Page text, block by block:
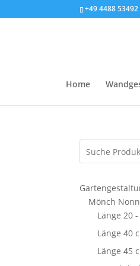
+49 4488 53492
Home
Mönch
Länge 20
Länge 40
Länge 45